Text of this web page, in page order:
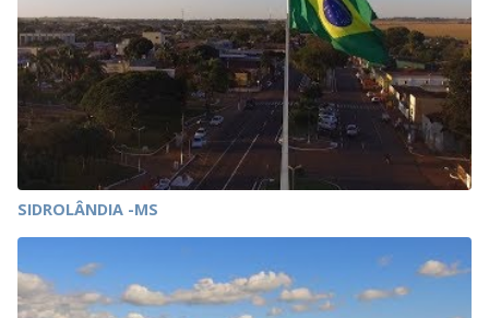
SIDROLÂNDIA -MS